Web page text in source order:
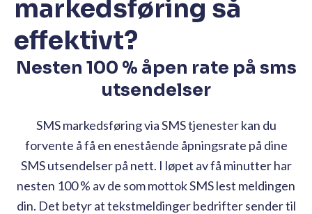
markedsføring så
effektivt?
Nesten 100 % åpen rate på sms
utsendelser
SMS markedsføring via SMS tjenester kan du
forvente å få en enestående åpningsrate på dine
SMS utsendelser på nett. I løpet av få minutter har
nesten 100 % av de som mottok SMS lest meldingen
din. Det betyr at tekstmeldinger bedrifter sender til